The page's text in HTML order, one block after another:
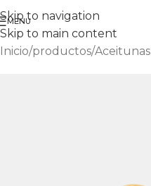
Skip to navigation
Skip to main content
MENU
Inicio/productos/Aceitunas